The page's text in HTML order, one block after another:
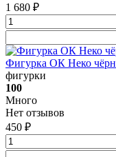
1 680 ₽
Фигурка ОК Неко
фигурки
100
Много
Нет отзывов
450 ₽